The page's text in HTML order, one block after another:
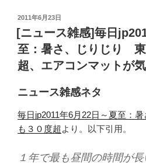
投
稿
日:
2011年6月23日
[ニュース雑感]毎日
至：暑さ、じりじり
超、エアコンマットが
ニュース雑感ネタ
毎日jp2011年6月22日～夏至：
も３０度超 より。以下引用。
１年で最も昼間の時間が